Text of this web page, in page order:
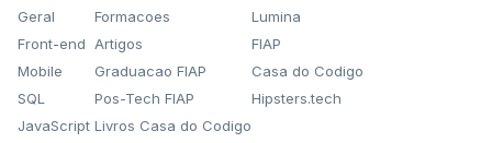
Geral
Front-end
Mobile
SQL
JavaScript
Formacoes
Artigos
Graduacao FIAP
Pos-Tech FIAP
Livros Casa do Codigo
Lumina
FIAP
Casa do Codigo
Hipsters.tech